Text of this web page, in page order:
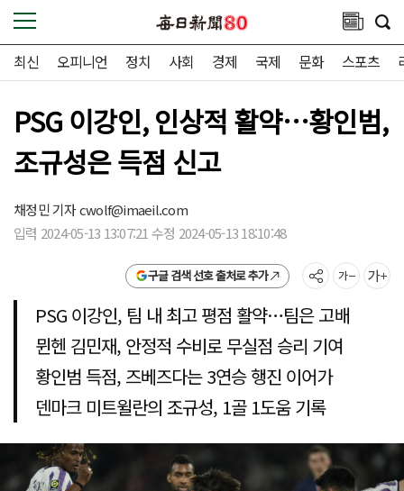
최신 오피니언 정치 사회 경제 국제 문화 스포츠
PSG 이강인, 인상적 활약…황인범,
조규성은 득점 신고
채정민 기자cwolf@imaeil.com
입력 2024-05-13 13:07:21 수정 2024-05-13 18:10:48
구글 검색 선호 출처로 추가
PSG 이강인, 팀 내 최고 평점 활약…팀은 고배
뮌헨 김민재, 안정적 수비로 무실점 승리 기여
황인범 득점, 즈베즈다는 3연승 행진 이어가
덴마크 미트윌란의 조규성, 1골 1도움 기록